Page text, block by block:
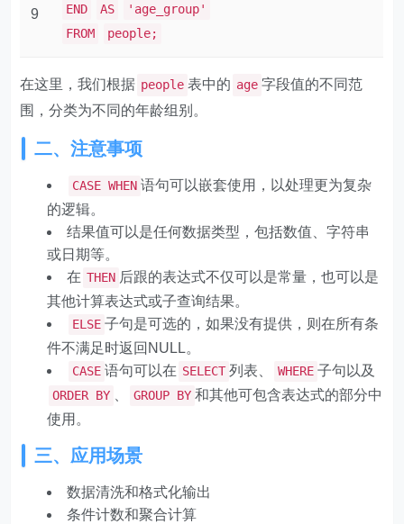
9
END
AS
'age_group'
FROM
people;
在这里，我们根据 people 表中的 age 字段值的不同范
围，分类为不同的年龄组别。
二、注意事项
CASE WHEN 语句可以嵌套使用，以处理更为复杂
的逻辑。
结果值可以是任何数据类型，包括数值、字符串
或日期等。
在 THEN 后跟的表达式不仅可以是常量，也可以是
其他计算表达式或子查询结果。
ELSE 子句是可选的，如果没有提供，则在所有条
件不满足时返回NULL。
CASE 语句可以在 SELECT 列表、 WHERE 子句以及
ORDER BY GROUP BY 和其他可包含表达式的部分中
使用。
三、应用场景
数据清洗和格式化输出
条件计数和聚合计算